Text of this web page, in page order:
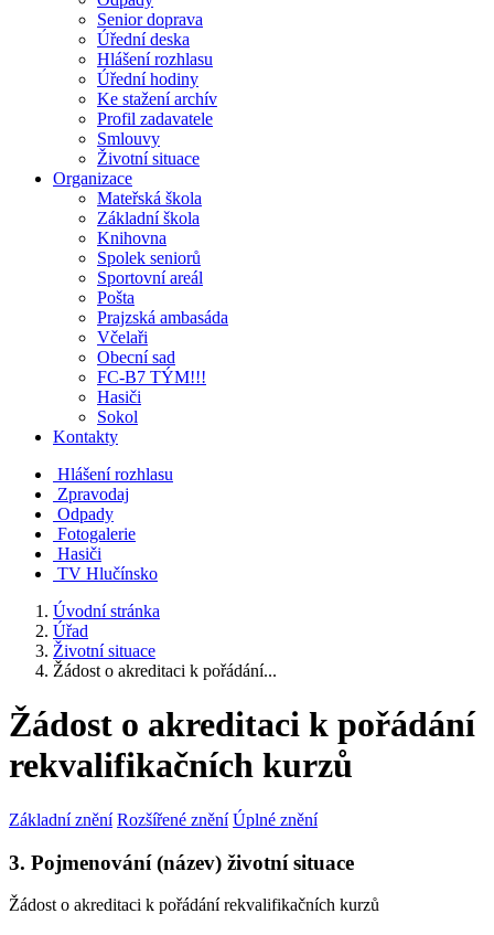
Senior doprava
Úřední deska
Hlášení rozhlasu
Úřední hodiny
Ke stažení archív
Profil zadavatele
Smlouvy
Životní situace
Organizace
Mateřská škola
Základní škola
Knihovna
Spolek seniorů
Sportovní areál
Pošta
Prajzská ambasáda
Včelaři
Obecní sad
FC-B7 TÝM!!!
Hasiči
Sokol
Kontakty
Hlášení rozhlasu
Zpravodaj
Odpady
Fotogalerie
Hasiči
TV Hlučínsko
Úvodní stránka
Úřad
Životní situace
Žádost o akreditaci k pořádání...
Žádost o akreditaci k pořádání
rekvalifikačních kurzů
Základní znění Rozšířené znění Úplné znění
3. Pojmenování (název) životní situace
Žádost o akreditaci k pořádání rekvalifikačních kurzů